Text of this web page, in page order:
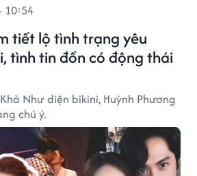
tiết lộ tình trạng yêu
tình tin đồn có động thái
10:54
Như diện bikini, Huỳnh Phương
chú ý.